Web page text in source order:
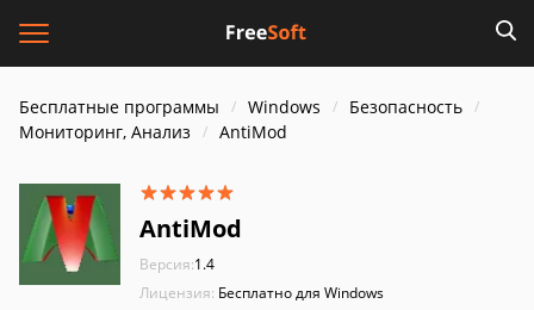
Бесплатные программы Windows
Безопасность
Мониторинг, Анализ
AntiMod
AntiMod
Версия:1.4
Лицензия: Бесплатно для Windows